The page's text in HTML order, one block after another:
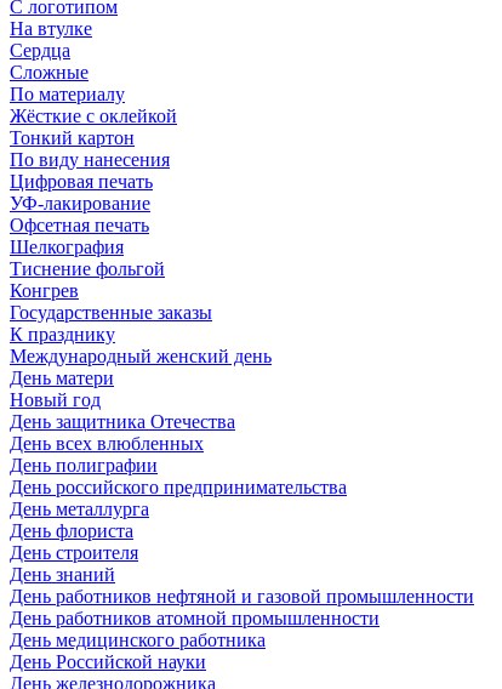
С логотипом
На втулке
Сердца
Сложные
По материалу
Жёсткие с оклейкой
Тонкий картон
По виду нанесения
Цифровая печать
УФ-лакирование
Офсетная печать
Шелкография
Тиснение фольгой
Конгрев
Государственные заказы
К празднику
Международный женский день
День матери
Новый год
День защитника Отечества
День всех влюбленных
День полиграфии
День российского предпринимательства
День металлурга
День флориста
День строителя
День знаний
День работников нефтяной и газовой промышленности
День работников атомной промышленности
День медицинского работника
День Российской науки
День железнодорожника